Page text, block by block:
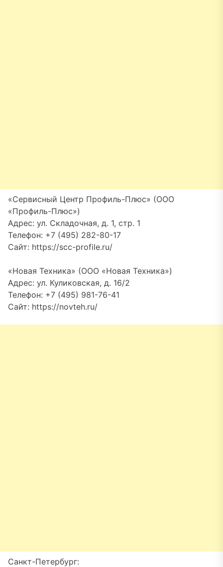
«Сервисный Центр Профиль-Плюс» (ООО
«Профиль-Плюс»)
Адрес: ул. Складочная, д. 1, стр. 1
Телефон: +7 (495) 282-80-17
Сайт: https://scc-profile.ru/
«Новая Техника» (ООО «Новая Техника»)
Адрес: ул. Куликовская, д. 16/2
Телефон: +7 (495) 981-76-41
Сайт: https://novteh.ru/
Санкт-Петербург: